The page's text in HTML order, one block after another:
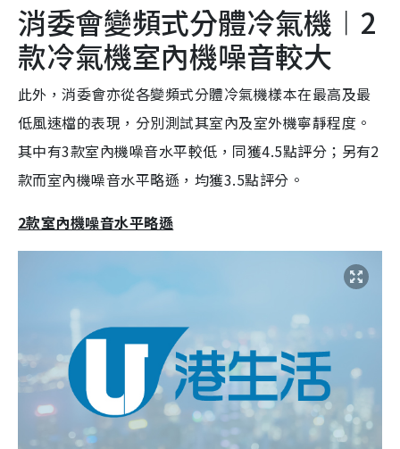
消委會變頻式分體冷氣機︱2
款冷氣機室內機噪音較大
此外，消委會亦從各變頻式分體冷氣機樣本在最高及最
低風速檔的表現，分別測試其室內及室外機寧靜程度。
其中有3款室內機噪音水平較低，同獲4.5點評分；另有2
款而室內機噪音水平略遜，均獲3.5點評分。
2款室內機噪音水平略遜